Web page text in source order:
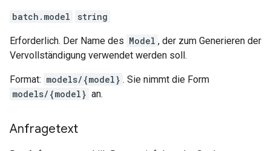
batch.model string
Erforderlich. Der Name des Model , der zum Generieren der
Vervollständigung verwendet werden soll.
Format: models/{model} . Sie nimmt die Form
models/{model} an.
Anfragetext